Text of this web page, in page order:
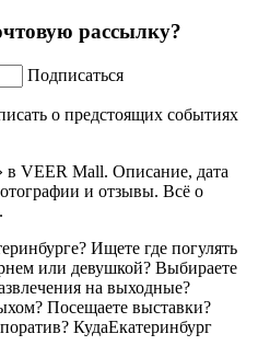
рассылку?
Подписаться
о предстоящих событиях
в VEER Mall. Описание, дата
и отзывы. Всё о
Ищете где погулять
или девушкой? Выбираете
на выходные?
Посещаете выставки?
КудаЕкатеринбург